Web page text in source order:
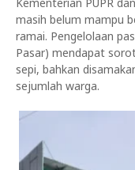
masih belum mampu
ramai. Pengelolaan
Pasar) mendapat
sepi, bahkan
sejumlah warga.